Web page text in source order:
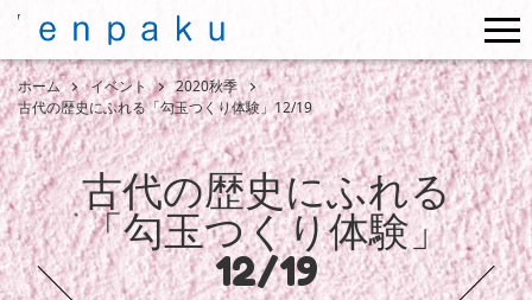
ホーム イベント
2020秋季
古代の歴史にふれる「勾玉つくり体験」12/19
古代の歴史にふれる
「勾玉つくり体験」
12/19